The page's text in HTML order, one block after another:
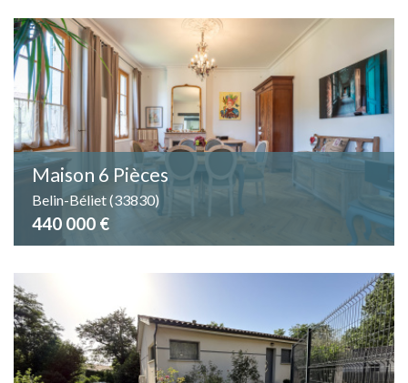
Critères supplémentaires
Piscine Parking Terrasse
Maison 6 Pièces
Belin-Béliet (33830)
440 000 €